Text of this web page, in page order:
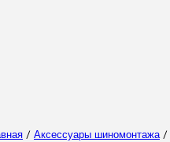
/ Аксессуары шиномонтажа /